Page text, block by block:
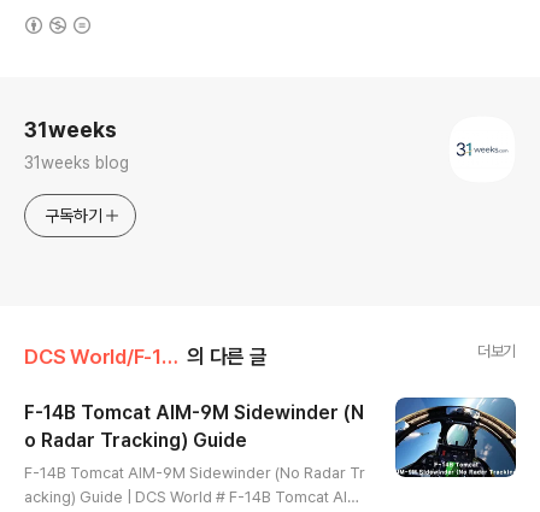
31weeks
31weeks blog
구독하기
DCS World/F-14B Tomcat 의 다른 글 더보기
F-14B Tomcat AIM-9M Sidewinder (N
o Radar Tracking) Guide
F-14B Tomcat AIM-9M Sidewinder (No Radar Tr
acking) Guide | DCS World # F-14B Tomcat AIM